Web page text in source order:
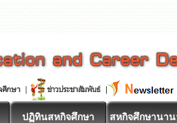
ปฏิทินสหกิจศึกษา สหกิจศึกษานา